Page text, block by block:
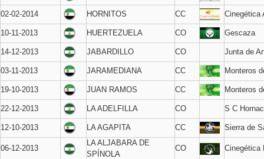
02-02-2014 HORNITOS CC Cinegética
10-11-2013 HUERTEZUELA CO Gescaza
14-12-2013 JABARDILLO CO Junta de
03-11-2013 JARAMEDIANA CC Monteros
19-10-2013 JUAN RAMOS CC Monteros
22-12-2013 LA ADELFILLA CO S C
12-10-2013 LA AGAPITA CC Sierra de
06-12-2013
LA ALJABARA DE
SPÍNOLA
CO Cinegética